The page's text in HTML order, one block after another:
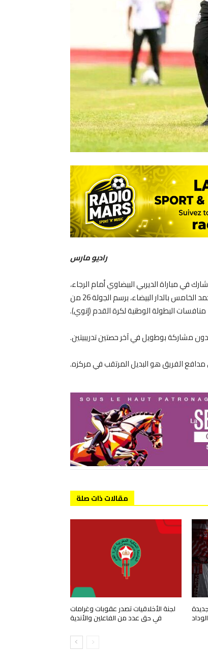
راديو مارس
في مباراة الديربي البيضاوي أمام الرجاء،
مساء اليوم السبت (12 أبريل 2025)، في ملعب المركب الرياضي محمد الخامس بالدار البيضاء، برسم الجولة 26 من
منافسات البطولة الوطنية لكرة القدم (إنوي).
مشاركة بوطويل في آخر حصتين تدريبيتين.
الفريق هو البديل المرتقب في مركزه.
مقالات ذات صلة
لجنة الأخلاقيات تصدر عقوبات وغرامات
في حق عدد من الفاعلين والأندية